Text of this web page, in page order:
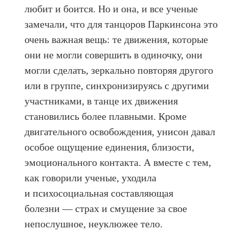
любит и боится. Но и она, и все ученые
замечали, что для танцоров Паркинсона это
очень важная вещь: те движения, которые
они не могли совершить в одиночку, они
могли сделать, зеркально повторяя другого
или в группе, синхронизируясь с другими
участниками, в танце их движения
становились более плавными. Кроме
двигательного освобождения, унисон давал
особое ощущение единения, близости,
эмоционального контакта. А вместе с тем,
как говорили ученые, уходила
и психосоциальная составляющая
болезни — страх и смущение за свое
непослушное, неуклюжее тело.